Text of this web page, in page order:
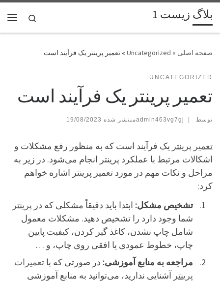
پرش به محتوا بلاگ زیست 1
Search
»
Uncategorized
» تعمیر پرینتر یک فرآیند است
UNCATEGORIZED
تعمیر پرینتر یک فرآیند است
توسط admin463vg7gj |
19/08/2023
تعمیر پرینتر یک فرآیند است که به منظور رفع مشکلات و
اشکالات مرتبط با عملکرد پرینتر انجام می‌شود. در زیر به
مراحل و نکات مهم در مورد تعمیر پرینتر اشاره خواهم
کرد:
تشخیص مشکل: ابتدا باید دقیقاً مشکلی که در پرینتر
شما وجود دارد را تشخیص دهید. مشکلات معمول
شامل چاپ نشدن، کاغذ گیر کردن، کیفیت پایین
چاپ، خطوط عمودی یا افقی روی چاپ، و …
مراجعه به منابع آموزشی: در صورتی که با تعمیرات
پرینتر آشنایی ندارید، می‌توانید به منابع آموزشی